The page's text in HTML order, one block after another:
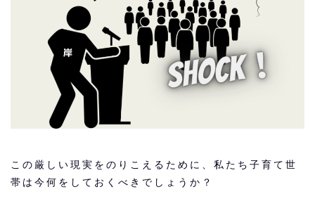
この厳しい現実をのりこえるために、私たち子育て世
帯は今何をしておくべきでしょうか？